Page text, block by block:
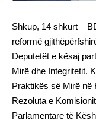
Shkup, 14 shkurt –
reformë
Deputetët e kësaj
Mirë dhe Integritetit.
Praktikës së Mirë në
Rezoluta e
Parlamentare të